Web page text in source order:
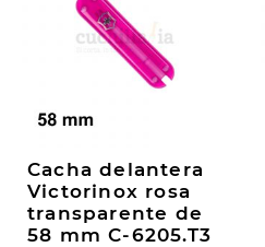
Cacha delantera
Victorinox rosa
transparente de
58 mm C-6205.T3